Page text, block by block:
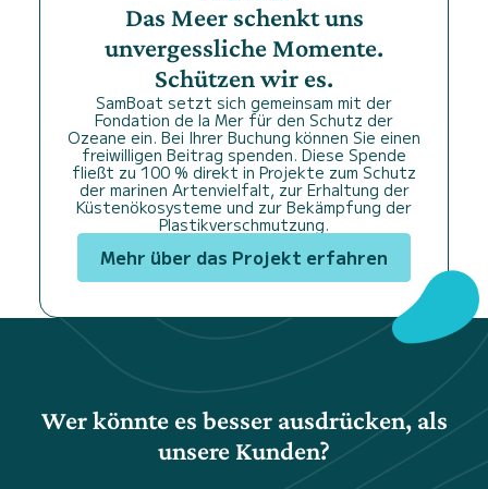
Das Meer schenkt uns
unvergessliche Momente.
Schützen wir es.
SamBoat setzt sich gemeinsam mit der
Fondation de la Mer für den Schutz der
Ozeane ein. Bei Ihrer Buchung können Sie einen
freiwilligen Beitrag spenden. Diese Spende
fließt zu 100 % direkt in Projekte zum Schutz
der marinen Artenvielfalt, zur Erhaltung der
Küstenökosysteme und zur Bekämpfung der
Plastikverschmutzung.
Mehr über das Projekt erfahren
Wer könnte es besser ausdrücken, als
unsere Kunden?